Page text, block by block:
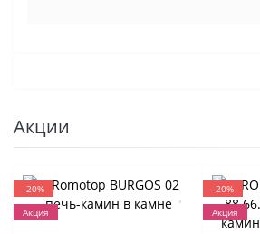
Акции
-20%
Акция
-20%
Акция